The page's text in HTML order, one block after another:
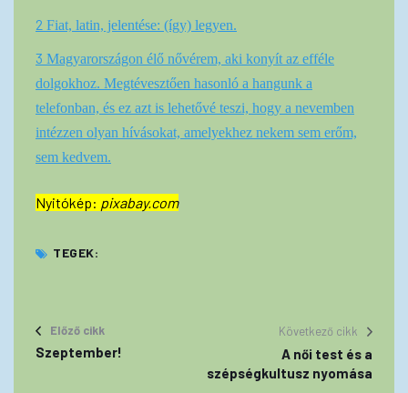
2 Fiat, latin, jelentése: (így) legyen.
3 Magyarországon élő nővérem, aki konyít az efféle
dolgokhoz. Megtévesztően hasonló a hangunk a
telefonban, és ez azt is lehetővé teszi, hogy a nevemben
intézzen olyan hívásokat, amelyekhez nekem sem erőm,
sem kedvem.
Nyitókép: pixabay.com
TEGEK:
Előző cikk
Szeptember!
Következő cikk
A női test és a
szépségkultusz nyomása